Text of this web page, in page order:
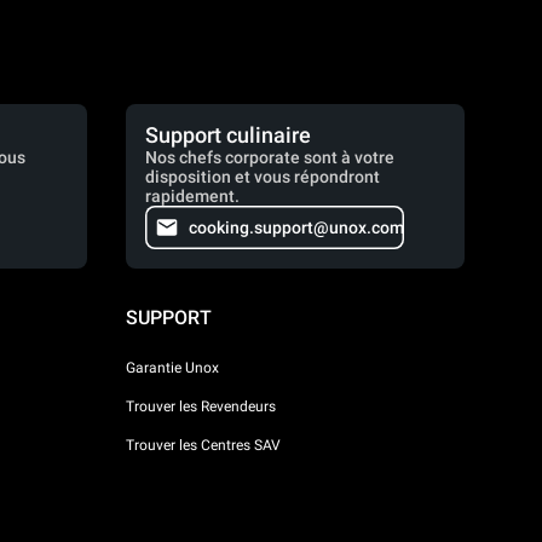
Support culinaire
Nos chefs corporate sont à votre
disposition et vous répondront
rapidement.
cooking.support@unox.com
SUPPORT
Garantie Unox
Trouver les Revendeurs
Trouver les Centres SAV